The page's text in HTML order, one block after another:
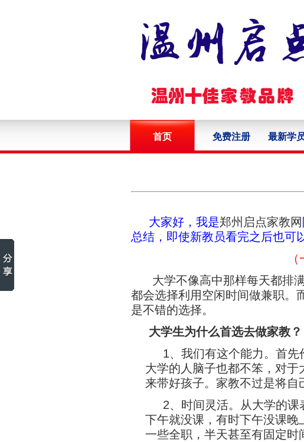
首页 免费注册 最新学
大家好，我是郑州启点家教网
总结，即使新教员看完之后也可
大学不像高中那样每天都排
都会选择利用空闲时间做兼职。
是不错的选择。
大学生为什么首选去做家教？
1、我们有这个能力。首
大学的人脑子也都不笨，对
来带好孩子。家教不过是将自
2、时间灵活。从大学的
下午就没课，有时下午没课
一些全职，半天甚至有固定